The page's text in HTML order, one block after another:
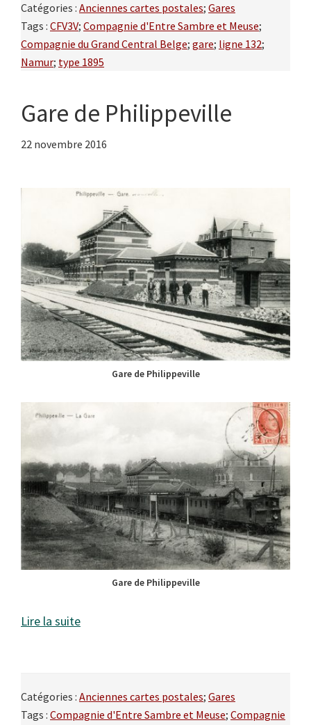
Catégories : Anciennes cartes postales; Gares
Tags : CFV3V; Compagnie d'Entre Sambre et Meuse;
Compagnie du Grand Central Belge; gare; ligne 132;
Namur; type 1895
Gare de Philippeville
22 novembre 2016
Gare de Philippeville
Gare de Philippeville
Lire la suite
Catégories : Anciennes cartes postales; Gares
Tags : Compagnie d'Entre Sambre et Meuse; Compagnie